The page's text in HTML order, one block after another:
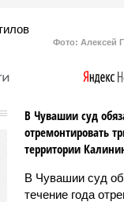
Фото: Алексей
В Чувашии суд
отремонтировать
территории
В Чувашии суд
течение года